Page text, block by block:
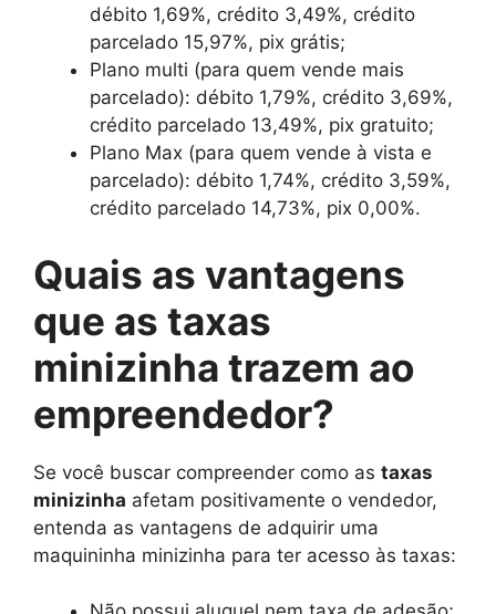
débito 1,69%, crédito 3,49%, crédito
parcelado 15,97%, pix grátis;
Plano multi (para quem vende mais
parcelado): débito 1,79%, crédito 3,69%,
crédito parcelado 13,49%, pix gratuito;
Plano Max (para quem vende à vista e
parcelado): débito 1,74%, crédito 3,59%,
crédito parcelado 14,73%, pix 0,00%.
Quais as vantagens
que as taxas
minizinha trazem ao
empreendedor?
Se você buscar compreender como as taxas
minizinha afetam positivamente o vendedor,
entenda as vantagens de adquirir uma
maquininha minizinha para ter acesso às taxas: